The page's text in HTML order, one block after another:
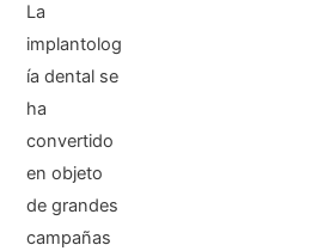
La
implantolog
ía dental se
ha
convertido
en objeto
de grandes
campañas